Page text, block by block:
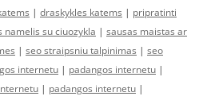
| draskykles katems | pripratinti
namelis su ciuozykla | sausas maistas ar
| seo straipsniu talpinimas | seo
internetu | padangos internetu |
| padangos internetu |